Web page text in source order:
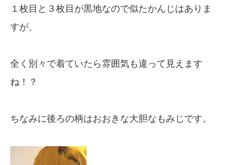
１枚目と３枚目が黒地なので似たかんじはありま
すが、
全く別々で着ていたら雰囲気も違って見えます
ね！？
ちなみに後ろの柄はおおきな大胆なもみじです。